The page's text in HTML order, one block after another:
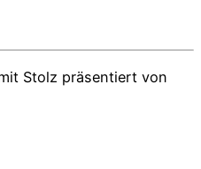
Stolz präsentiert von